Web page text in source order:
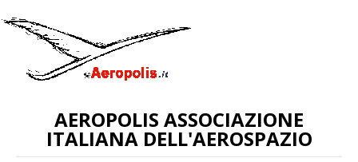
AEROPOLIS ASSOCIAZIONE
ITALIANA DELL'AEROSPAZIO